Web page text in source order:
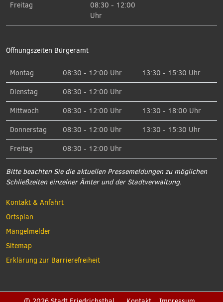
Freitag
08:30 - 12:00
Uhr
Öffnungszeiten Bürgeramt
Montag 08:30 - 12:00 Uhr
13:30 - 15:30 Uhr
Dienstag
08:30 - 12:00 Uhr
Mittwoch
08:30 - 12:00 Uhr
13:30 - 18:00 Uhr
Donnerstag
08:30 - 12:00 Uhr
13:30 - 15:30 Uhr
Freitag
08:30 - 12:00 Uhr
Bitte beachten Sie die aktuellen Pressemeldungen zu möglichen
Schließzeiten einzelner Ämter und der Stadtverwaltung.
Kontakt & Anfahrt
Ortsplan
Mängelmelder
Sitemap
Erklärung zur Barrierefreiheit